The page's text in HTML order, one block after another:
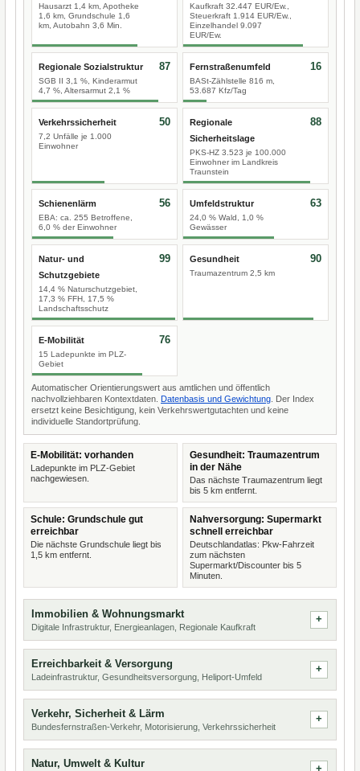
Hausarzt 1,4 km, Apotheke
1,6 km, Grundschule 1,6
km, Autobahn 3,6 Min.
Kaufkraft 32.447 EUR/Ew.,
Steuerkraft 1.914 EUR/Ew.,
Einzelhandel 9.097
EUR/Ew.
Regionale Sozialstruktur
SGB II 3,1 %, Kinderarmut
4,7 %, Altersarmut 2,1 %
87 Fernstraßenumfeld
BASt-Zählstelle 816 m,
53.687 Kfz/Tag
16
Verkehrssicherheit
7,2 Unfälle je 1.000
Einwohner
50
Regionale
Sicherheitslage
PKS-HZ 3.523 je 100.000
Einwohner im Landkreis
Traunstein
88
Schienenlärm
EBA: ca. 255 Betroffene,
6,0 % der Einwohner
56 Umfeldstruktur
24,0 % Wald, 1,0 %
Gewässer
63
Natur- und
Schutzgebiete
14,4 % Naturschutzgebiet,
17,3 % FFH, 17,5 %
Landschaftsschutz
99 Gesundheit
Traumazentrum 2,5 km
90
E-Mobilität
15 Ladepunkte im PLZ-
Gebiet
76
Automatischer Orientierungswert aus amtlichen und öffentlich
nachvollziehbaren Kontextdaten. Datenbasis und Gewichtung . Der Index
ersetzt keine Besichtigung, kein Verkehrswertgutachten und keine
individuelle Standortprüfung.
E-Mobilität: vorhanden
Ladepunkte im PLZ-Gebiet
nachgewiesen.
Gesundheit: Traumazentrum
in der Nähe
Das nächste Traumazentrum liegt
bis 5 km entfernt.
Schule: Grundschule gut
erreichbar
Die nächste Grundschule liegt bis
1,5 km entfernt.
Nahversorgung: Supermarkt
schnell erreichbar
Deutschlandatlas: Pkw-Fahrzeit
zum nächsten
Supermarkt/Discounter bis 5
Minuten.
Immobilien & Wohnungsmarkt
Digitale Infrastruktur, Energieanlagen, Regionale Kaufkraft
Erreichbarkeit & Versorgung
Ladeinfrastruktur, Gesundheitsversorgung, Heliport-Umfeld
Verkehr, Sicherheit & Lärm
Bundesfernstraßen-Verkehr, Motorisierung, Verkehrssicherheit
Natur, Umwelt & Kultur